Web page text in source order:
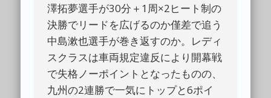
澤拓夢選手が30分＋1周×2ヒート制の
決勝でリードを広げるのか僅差で追う
中島漱也選手が巻き返すのか。レディ
スクラスは車両規定違反により開幕戦
で失格ノーポイントとなったものの、
九州の2連勝で一気にトップと6ポイ